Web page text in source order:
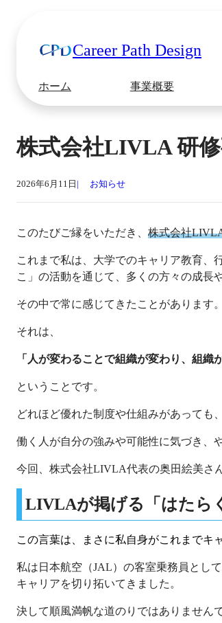
Career Path Design
ホーム 事業概要
株式会社LIVLA 研
2026年6月11日 お知らせ
このたびご縁をいただき、 株式会社
これまで私は、大学でのキャリア教育、
こ」の活動を通じて、多くの方々の成長
その中で常に感じてきたことがあります。
それは、
「人が変わることで組織が変わり、組織
ということです。
どれほど優れた制度や仕組みがあっても
働く人が自分の強みや可能性に気づき、
今回、株式会社LIVLA代表の奥田絵美さ
LIVLAが掲げる「はたら
この言葉は、まさに私自身がこれまでキ
私は日本航空（JAL）の客室乗務員とし
キャリアを切り拓いてきました。
決して順風満帆な道のりではありません